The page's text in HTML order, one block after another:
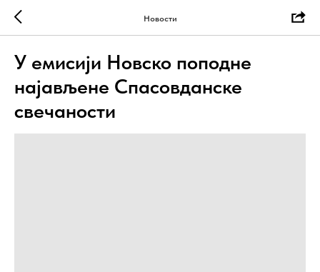
Новости
У емисији Новско поподне
најављене Спасовданске
свечаности